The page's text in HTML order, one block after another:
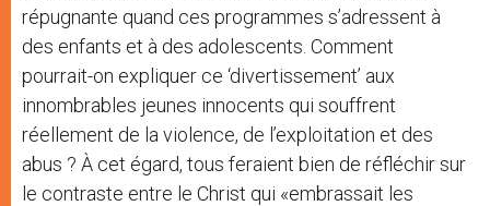
répugnante quand ces programmes s’adressent à
des enfants et à des adolescents. Comment
pourrait-on expliquer ce ‘divertissement’ aux
innombrables jeunes innocents qui souffrent
réellement de la violence, de l’exploitation et des
abus ? À cet égard, tous feraient bien de réfléchir sur
le contraste entre le Christ qui «embrassait les